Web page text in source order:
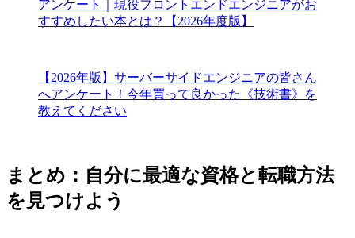
アンケート｜現役フロントエンドエンジニアがお
すすめしたい本とは？【2026年度版】
【2026年版】サーバーサイドエンジニアの皆さん
へアンケート！今年買って良かった《技術書》を
教えてください
まとめ：自分に最適な資格と転職方法
を見つけよう